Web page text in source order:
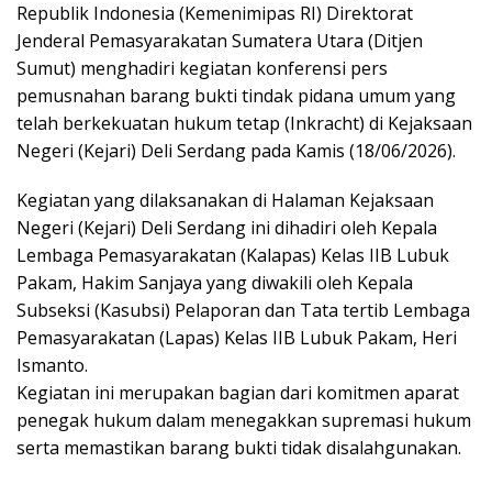
Republik Indonesia (Kemenimipas RI) Direktorat
Jenderal Pemasyarakatan Sumatera Utara (Ditjen
Sumut) menghadiri kegiatan konferensi pers
pemusnahan barang bukti tindak pidana umum yang
telah berkekuatan hukum tetap (Inkracht) di Kejaksaan
Negeri (Kejari) Deli Serdang pada Kamis (18/06/2026).
Kegiatan yang dilaksanakan di Halaman Kejaksaan
Negeri (Kejari) Deli Serdang ini dihadiri oleh Kepala
Lembaga Pemasyarakatan (Kalapas) Kelas IIB Lubuk
Pakam, Hakim Sanjaya yang diwakili oleh Kepala
Subseksi (Kasubsi) Pelaporan dan Tata tertib Lembaga
Pemasyarakatan (Lapas) Kelas IIB Lubuk Pakam, Heri
Ismanto.
Kegiatan ini merupakan bagian dari komitmen aparat
penegak hukum dalam menegakkan supremasi hukum
serta memastikan barang bukti tidak disalahgunakan.